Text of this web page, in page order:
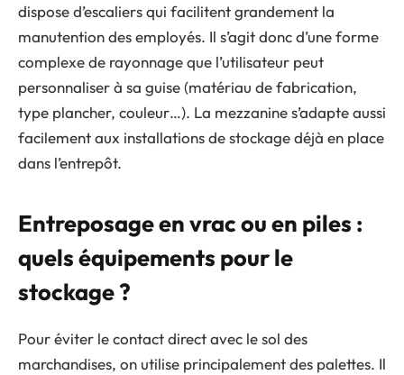
dispose d’escaliers qui facilitent grandement la
manutention des employés. Il s’agit donc d’une forme
complexe de rayonnage que l’utilisateur peut
personnaliser à sa guise (matériau de fabrication,
type plancher, couleur…). La mezzanine s’adapte aussi
facilement aux installations de stockage déjà en place
dans l’entrepôt.
Entreposage en vrac ou en piles :
quels équipements pour le
stockage ?
Pour éviter le contact direct avec le sol des
marchandises, on utilise principalement des palettes. Il